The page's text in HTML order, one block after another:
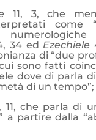
11, 3, che
come
34 ed Ezechiele
di “due
sono fatti
dove di parla
di un tempo”;
11, che parla di
a partire dalla